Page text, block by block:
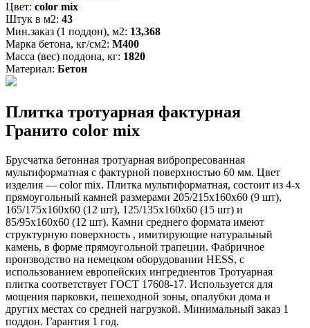
Цвет: color mix
Штук в м2: 43
Мин.заказ (1 поддон), м2: 13,368
Марка бетона, кг/см2: М400
Масса (вес) поддона, кг: 1820
Материал: Бетон
Плитка тротуарная фактурная
Гранито color mix
Брусчатка бетонная тротуарная вибропресованная
мультиформатная с фактурной поверхностью 60 мм. Цвет
изделия — color mix. Плитка мультиформатная, состоит из 4-х
прямоугольный камней размерами 205/215х160х60 (9 шт),
165/175х160х60 (12 шт), 125/135х160х60 (15 шт) и
85/95х160х60 (12 шт). Камни среднего формата имеют
структурную поверхность , имитирующие натуральный
камень, в форме прямоугольной трапеции. Фабричное
производство на немецком оборудовании HESS, с
использованием европейских ингредиентов Тротуарная
плитка соответствует ГОСТ 17608-17. Используется для
мощения парковки, пешеходной зоны, опалубки дома и
других местах со средней нагрузкой. Минимальный заказ 1
поддон. Гарантия 1 год.